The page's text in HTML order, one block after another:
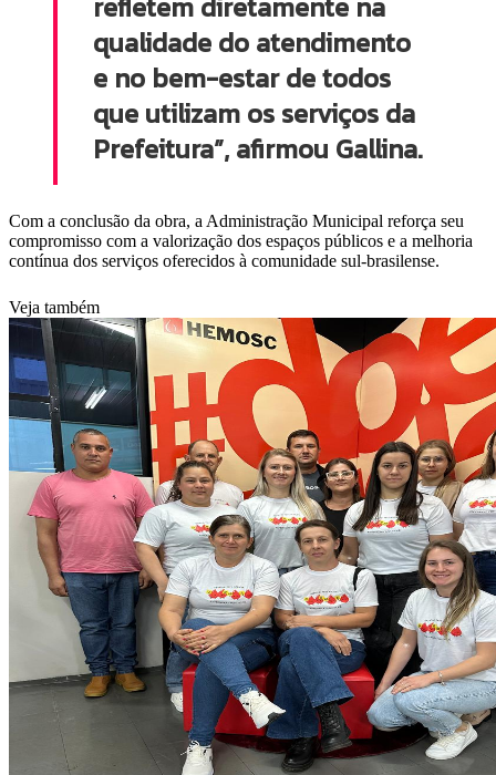
qualidade do atendimento
e no bem-estar de todos
que utilizam os serviços da
Prefeitura”, afirmou Gallina.
Com a conclusão da obra, a Administração Municipal reforça seu
compromisso com a valorização dos espaços públicos e a melhoria
contínua dos serviços oferecidos à comunidade sul-brasilense.
Veja também